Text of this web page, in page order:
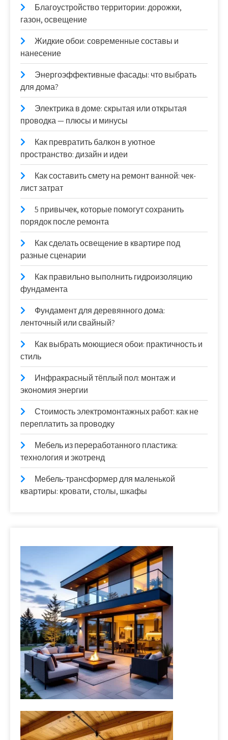
Благоустройство территории: дорожки,
газон, освещение
Жидкие обои: современные составы и
нанесение
Энергоэффективные фасады: что выбрать
для дома?
Электрика в доме: скрытая или открытая
проводка — плюсы и минусы
Как превратить балкон в уютное
пространство: дизайн и идеи
Как составить смету на ремонт ванной: чек-
лист затрат
5 привычек, которые помогут сохранить
порядок после ремонта
Как сделать освещение в квартире под
разные сценарии
Как правильно выполнить гидроизоляцию
фундамента
Фундамент для деревянного дома:
ленточный или свайный?
Как выбрать моющиеся обои: практичность и
стиль
Инфракрасный тёплый пол: монтаж и
экономия энергии
Стоимость электромонтажных работ: как не
переплатить за проводку
Мебель из переработанного пластика:
технология и экотренд
Мебель-трансформер для маленькой
квартиры: кровати, столы, шкафы